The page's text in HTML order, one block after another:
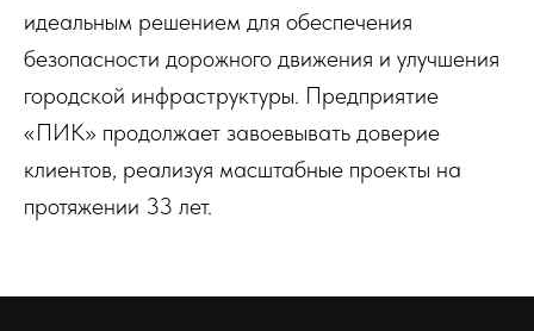
идеальным решением для обеспечения
безопасности дорожного движения и улучшения
городской инфраструктуры. Предприятие
«ПИК» продолжает завоевывать доверие
клиентов, реализуя масштабные проекты на
протяжении 33 лет.